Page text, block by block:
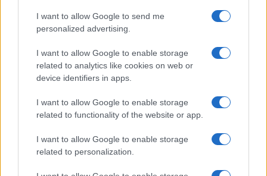
I want to allow Google to send me
personalized advertising.
I want to allow Google to enable storage
related to analytics like cookies on web or
device identifiers in apps.
I want to allow Google to enable storage
related to functionality of the website or app.
I want to allow Google to enable storage
related to personalization.
Migliori agenzie per l’Attestazione SOA in Italia:
lista delle 4 realtà più efficienti nella g…
“Sul filo del discorso”: sold out ad Olbia per il
reading su Atzeni
La Maddalena, festa per i 30 anni del Diving
center di Tegge
Esce di strada con l’auto ad Arzachena: ferito il